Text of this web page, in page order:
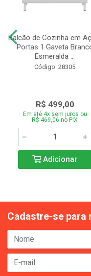
Balcão de Cozinha em
Portas 1 Gaveta
Esmeralda ...
Código: 28305
R$ 499,00
Em até 4x sem juros ou
R$ 469,06 no PIX
Adicionar
Cadastre-se para